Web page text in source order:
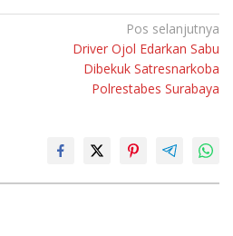
Pos selanjutnya
Driver Ojol Edarkan Sabu
Dibekuk Satresnarkoba
Polrestabes Surabaya